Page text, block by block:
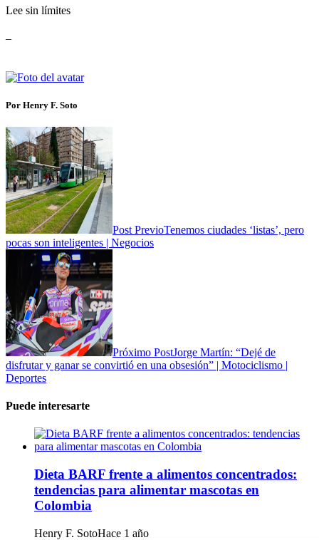
Lee sin límites
Por Henry F. Soto
Post PrevioTenemos ciudades ‘listas’, pero
pocas son inteligentes | Negocios
Próximo PostJorge Martín: “Dejé de
disfrutar y ganar se convirtió en una obsesión” | Motociclismo |
Deportes
Puede interesarte
Dieta BARF frente a alimentos concentrados:
tendencias para alimentar mascotas en
Colombia
Henry F. SotoHace 1 año